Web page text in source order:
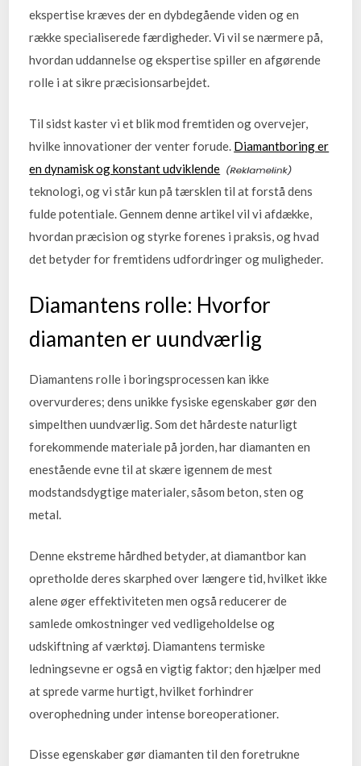
ekspertise kræves der en dybdegående viden og en
række specialiserede færdigheder. Vi vil se nærmere på,
hvordan uddannelse og ekspertise spiller en afgørende
rolle i at sikre præcisionsarbejdet.
Til sidst kaster vi et blik mod fremtiden og overvejer,
hvilke innovationer der venter forude. Diamantboring er
en dynamisk og konstant udviklende
teknologi, og vi står kun på tærsklen til at forstå dens
fulde potentiale. Gennem denne artikel vil vi afdække,
hvordan præcision og styrke forenes i praksis, og hvad
det betyder for fremtidens udfordringer og muligheder.
Diamantens rolle: Hvorfor
diamanten er uundværlig
Diamantens rolle i boringsprocessen kan ikke
overvurderes; dens unikke fysiske egenskaber gør den
simpelthen uundværlig. Som det hårdeste naturligt
forekommende materiale på jorden, har diamanten en
enestående evne til at skære igennem de mest
modstandsdygtige materialer, såsom beton, sten og
metal.
Denne ekstreme hårdhed betyder, at diamantbor kan
opretholde deres skarphed over længere tid, hvilket ikke
alene øger effektiviteten men også reducerer de
samlede omkostninger ved vedligeholdelse og
udskiftning af værktøj. Diamantens termiske
ledningsevne er også en vigtig faktor; den hjælper med
at sprede varme hurtigt, hvilket forhindrer
overophedning under intense boreoperationer.
Disse egenskaber gør diamanten til den foretrukne